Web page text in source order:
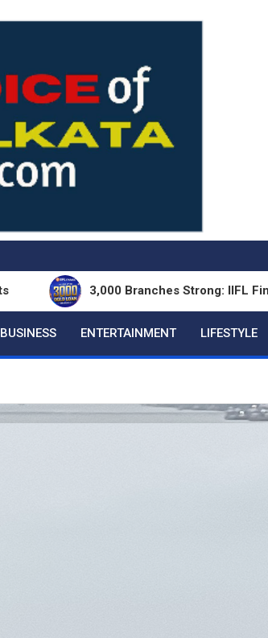
3,000 Branches Strong: IIFL Finance
BUSINESS ENTERTAINMENT LIFESTYLE